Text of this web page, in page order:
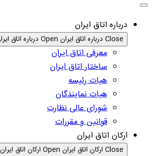
درباره اتاق ایران
Close درباره اتاق ایران Open درباره اتاق ایران
معرفی اتاق ایران
ساختار اتاق ایران
هیات رئیسه
هیات نمایندگان
شورای عالی نظارت
قوانین و مقررات
ارکان اتاق ایران
Close ارکان اتاق ایران Open ارکان اتاق ایران